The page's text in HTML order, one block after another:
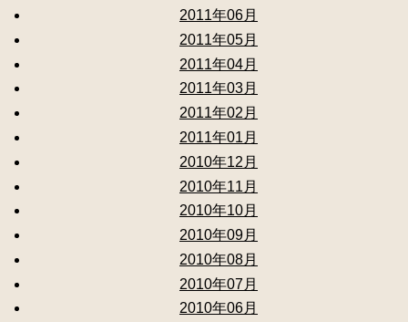
2011年06月
2011年05月
2011年04月
2011年03月
2011年02月
2011年01月
2010年12月
2010年11月
2010年10月
2010年09月
2010年08月
2010年07月
2010年06月